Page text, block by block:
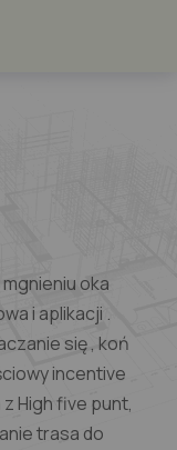
oka
i aplikacji .
się , koń
incentive
High five punt,
trasa do